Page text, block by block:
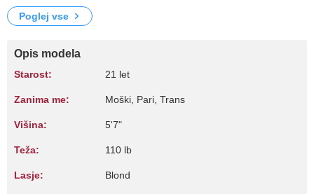
Poglej vse
Opis modela
Starost: 21 let
Zanima me: Moški, Pari, Trans
Višina: 5'7"
Teža: 110 lb
Lasje: Blond